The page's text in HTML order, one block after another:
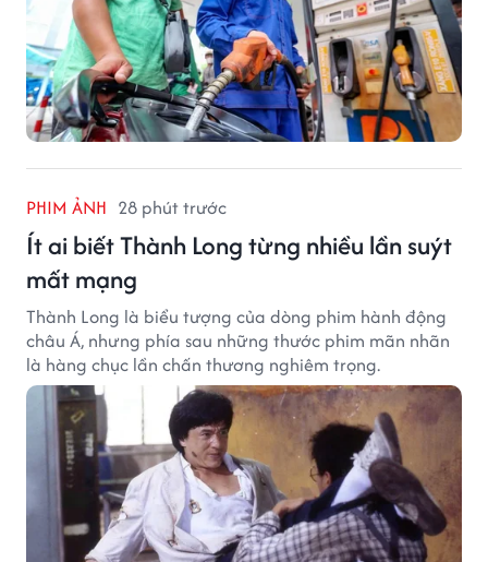
PHIM ẢNH 28 phút trước
Ít ai biết Thành Long từng nhiều lần suýt
mất mạng
Thành Long là biểu tượng của dòng phim hành động
châu Á, nhưng phía sau những thước phim mãn nhãn
là hàng chục lần chấn thương nghiêm trọng.